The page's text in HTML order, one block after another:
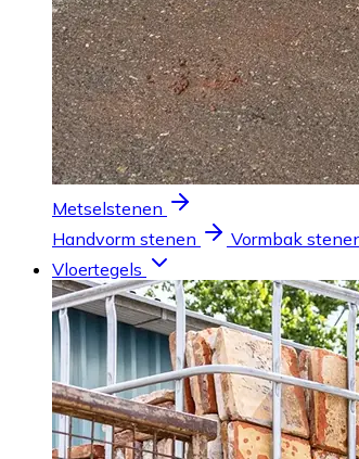
Metselstenen
Handvorm stenen
Vormbak
Vloertegels